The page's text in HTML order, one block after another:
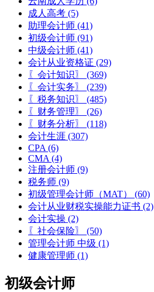
成人高考 (5)
助理会计师 (41)
初级会计师 (91)
中级会计师 (41)
会计从业资格证 (29)
〖会计知识〗
(369)
〖会计实务〗
(239)
〖税务知识〗
(485)
〖财务管理〗
(26)
〖财务分析〗
(118)
会计生涯 (307)
CPA (6)
CMA (4)
注册会计师 (9)
税务师 (9)
初级管理会计师（MAT）
(60)
会计从业财税实操能力证书 (2)
会计实操 (2)
〖社会保险〗
(50)
管理会计师 中级 (1)
健康管理师 (1)
初级会计师